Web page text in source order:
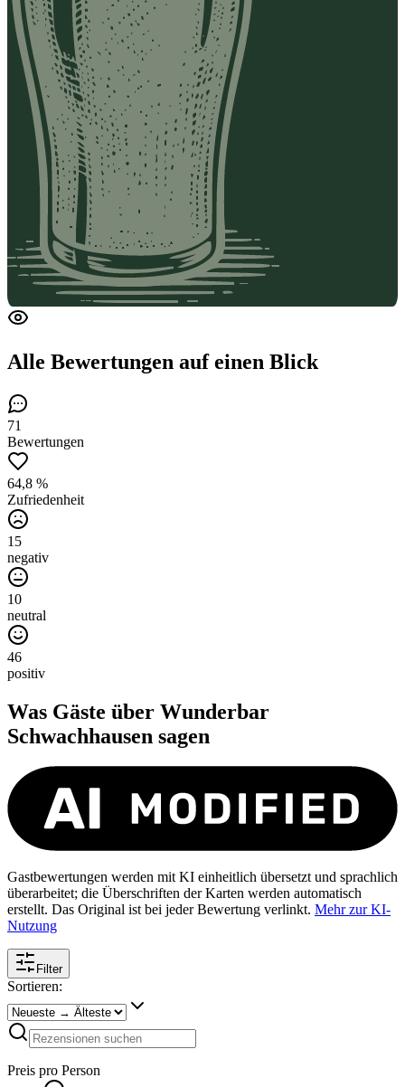
Alle Bewertungen auf einen Blick
71
Bewertungen
64,8 %
Zufriedenheit
15
negativ
10
neutral
46
positiv
Was Gäste über Wunderbar
Schwachhausen sagen
Gastbewertungen werden mit KI einheitlich übersetzt und sprachlich
überarbeitet; die Überschriften der Karten werden automatisch
erstellt. Das Original ist bei jeder Bewertung verlinkt. Mehr zur KI-
Nutzung
Filter
Sortieren:
Preis pro Person